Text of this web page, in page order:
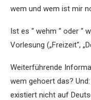
wem und wem ist mir
Ist es “ wehm “ oder “
Vorlesung („Freizeit“,
Weiterführende
wem gehoert das?
existiert nicht auf